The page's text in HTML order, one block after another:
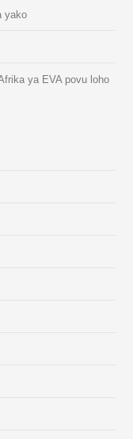
yako
ya EVA povu loho